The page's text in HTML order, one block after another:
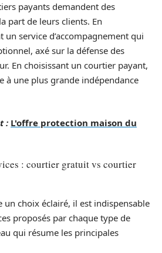
payants demandent des
part de leurs clients. En
service d’accompagnement qui
axé sur la défense des
En choisissant un courtier payant,
à une plus grande indépendance
: L'offre protection maison du
: courtier gratuit vs courtier
un choix éclairé, il est indispensable
proposés par chaque type de
qui résume les principales